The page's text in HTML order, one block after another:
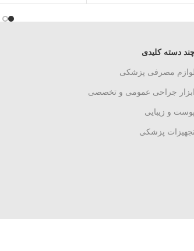
دسته کلیدی
لوازم مصرفی پزشکی
ابزار جراحی عمومی و تخصصی
پوست و زیبایی
پزشکی